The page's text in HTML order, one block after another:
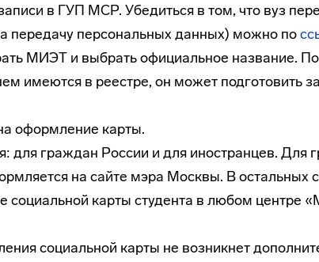
в ГУП МСР. Убедиться в том, что вуз
передачу персональных данных) можно по
МИЭТ и выбрать официальное название.
имеются в реестре, он может подготовить
оформление карты.
для граждан России и для иностранцев. Для
на сайте мэра Москвы. В остальных
социальной карты студента в любом центре
социальной карты не возникнет